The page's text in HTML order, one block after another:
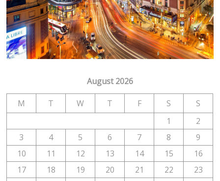
August 2026
M T W T F S
S
1
2
3
4 5 6 7 8
9
10
11 12 13 14 15
16
17
18 19 20 21 22
23